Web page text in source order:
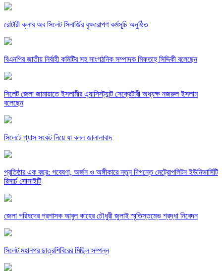
রোটারী ক্লাব অব সিলেট সিনার্জির বৃক্ষরোপণ কর্মসূচি অনুষ্ঠিত
বিএনপির জাতীয় নির্বাহী কমিটির সহ সাংগঠনিক সম্পাদক মিফতাহ্ সিদ্দিকী বলেছেন
সিলেট জেলা জামায়াতে ইসলামীর এ্যাসিস্ট্যান্ট সেক্রেটারী অধ্যক্ষ নজরুল ইসলাম
বলেছেন
সিলেটে গ্যাস সংকট নিয়ে যা বলল জালালাবাদ
প্রতিষ্ঠার এক বছর: গবেষণা, অর্জন ও অঙ্গীকারে নতুন দিগন্তে মেট্রোপলিটন ইউনিভার্সিটি
রিসার্চ সোসাইটি
জেলা পরিষদের প্রশাসক আবুল কাহের চৌধুরী জুলাই স্মৃতিস্তম্ভে শ্রদ্ধা নিবেদন
সিলেট মহানগর ছাত্রশিবিরের মিছিল সম্পন্ন